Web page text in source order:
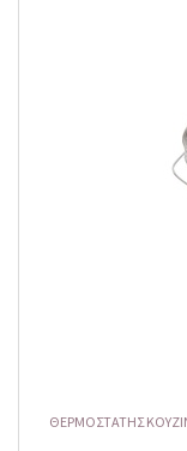
ΘΕΡΜΟΣΤΑΤHΣ